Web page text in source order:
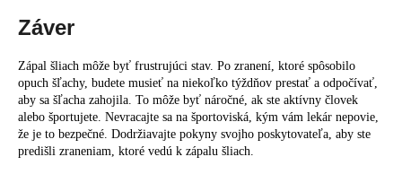
Záver
Zápal šliach môže byť frustrujúci stav. Po zranení, ktoré spôsobilo
opuch šľachy, budete musieť na niekoľko týždňov prestať a odpočívať,
aby sa šľacha zahojila. To môže byť náročné, ak ste aktívny človek
alebo športujete. Nevracajte sa na športoviská, kým vám lekár nepovie,
že je to bezpečné. Dodržiavajte pokyny svojho poskytovateľa, aby ste
predišli zraneniam, ktoré vedú k zápalu šliach.